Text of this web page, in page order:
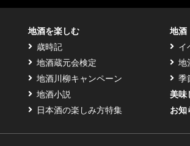
地酒を楽しむ
歳時記
地酒蔵元会検定
地酒川柳キャンペーン
地酒小説
日本酒の楽しみ方特集
地酒
イ
地
季
美味
お知